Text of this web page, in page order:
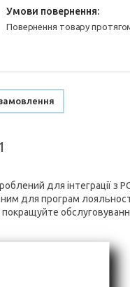
повернення товару
для інтеграції з
для програм